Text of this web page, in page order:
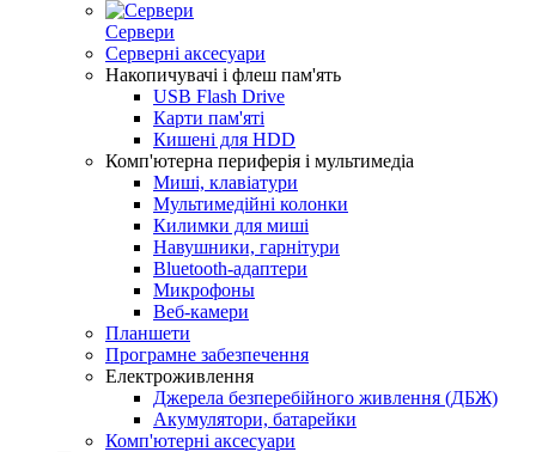
Сервери
Серверні аксесуари
Накопичувачі і флеш пам'ять
USB Flash Drive
Карти пам'яті
Кишені для HDD
Комп'ютерна периферія і мультимедіа
Миші, клавіатури
Мультимедійні колонки
Килимки для миші
Навушники, гарнітури
Bluetooth-адаптери
Микрофоны
Веб-камери
Планшети
Програмне забезпечення
Електроживлення
Джерела безперебійного живлення (ДБЖ)
Акумулятори, батарейки
Комп'ютерні аксесуари